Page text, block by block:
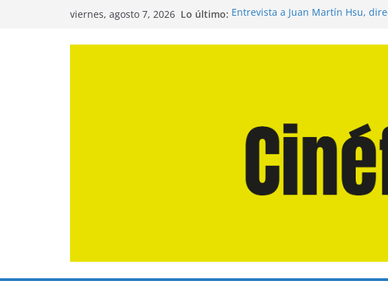
viernes, agosto 7, 2026 Lo último: Entrevista a Juan Martín Hsu,